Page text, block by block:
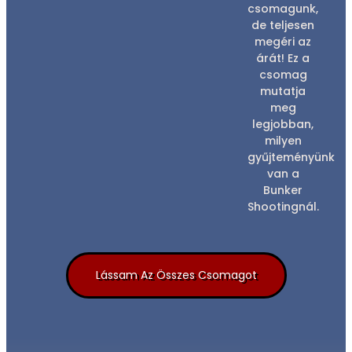
csomagunk,
de teljesen
megéri az
árát! Ez a
csomag
mutatja
meg
legjobban,
milyen
gyűjteményünk
van a
Bunker
Shootingnál.
Lássam Az Összes Csomagot